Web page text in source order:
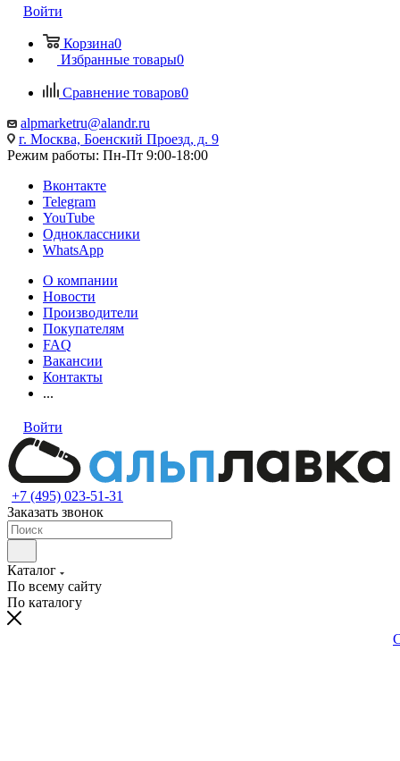
Войти
Корзина0
Избранные товары0
Сравнение товаров0
alpmarketru@alandr.ru
г. Москва, Боенский Проезд, д. 9
Режим работы: Пн-Пт 9:00-18:00
Вконтакте
Telegram
YouTube
Одноклассники
WhatsApp
О компании
Новости
Производители
Покупателям
FAQ
Вакансии
Контакты
...
Войти
+7 (495) 023-51-31
Заказать звонок
Каталог
По всему сайту
По каталогу